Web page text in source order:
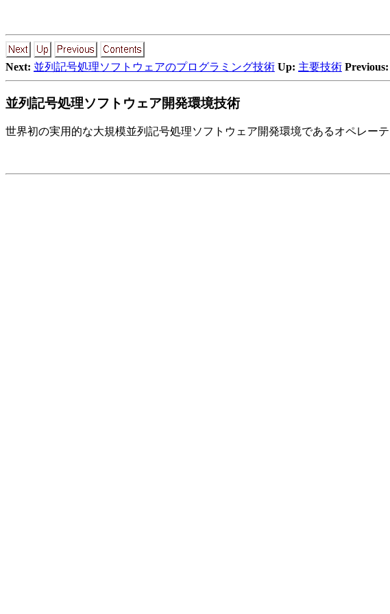
Next: 並列記号処理ソフトウェアのプログラミング技術 Up: 主要技術 Previous:
並列記号処理ソフトウェア開発環境技術
世界初の実用的な大規模並列記号処理ソフトウェア開発環境であるオペレー